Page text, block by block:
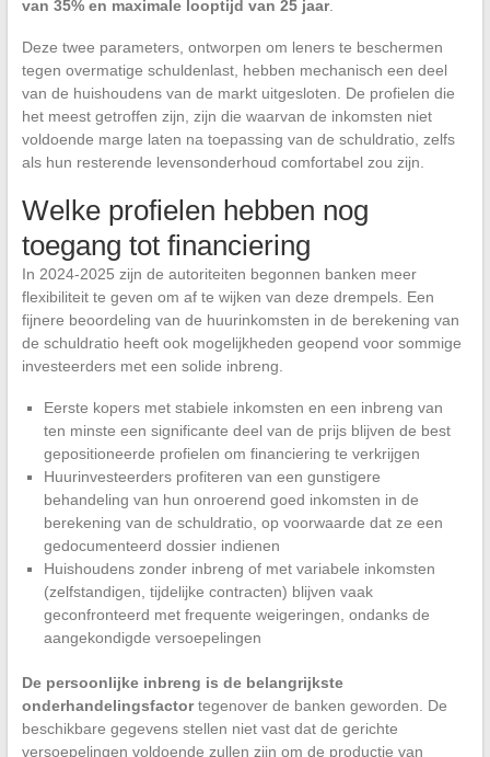
van 35% en maximale looptijd van 25 jaar.
Deze twee parameters, ontworpen om leners te beschermen
tegen overmatige schuldenlast, hebben mechanisch een deel
van de huishoudens van de markt uitgesloten. De profielen die
het meest getroffen zijn, zijn die waarvan de inkomsten niet
voldoende marge laten na toepassing van de schuldratio, zelfs
als hun resterende levensonderhoud comfortabel zou zijn.
Welke profielen hebben nog
toegang tot financiering
In 2024-2025 zijn de autoriteiten begonnen banken meer
flexibiliteit te geven om af te wijken van deze drempels. Een
fijnere beoordeling van de huurinkomsten in de berekening van
de schuldratio heeft ook mogelijkheden geopend voor sommige
investeerders met een solide inbreng.
Eerste kopers met stabiele inkomsten en een inbreng van
ten minste een significante deel van de prijs blijven de best
gepositioneerde profielen om financiering te verkrijgen
Huurinvesteerders profiteren van een gunstigere
behandeling van hun onroerend goed inkomsten in de
berekening van de schuldratio, op voorwaarde dat ze een
gedocumenteerd dossier indienen
Huishoudens zonder inbreng of met variabele inkomsten
(zelfstandigen, tijdelijke contracten) blijven vaak
geconfronteerd met frequente weigeringen, ondanks de
aangekondigde versoepelingen
De persoonlijke inbreng is de belangrijkste
onderhandelingsfactortegenover de banken geworden. De
beschikbare gegevens stellen niet vast dat de gerichte
versoepelingen voldoende zullen zijn om de productie van